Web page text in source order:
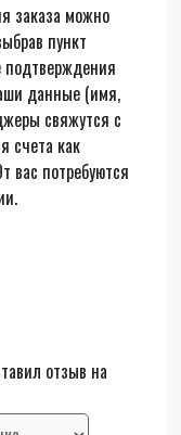
заказа можно
пункт
подтверждения
данные (имя,
свяжутся с
счета как
вас потребуются
отзыв на